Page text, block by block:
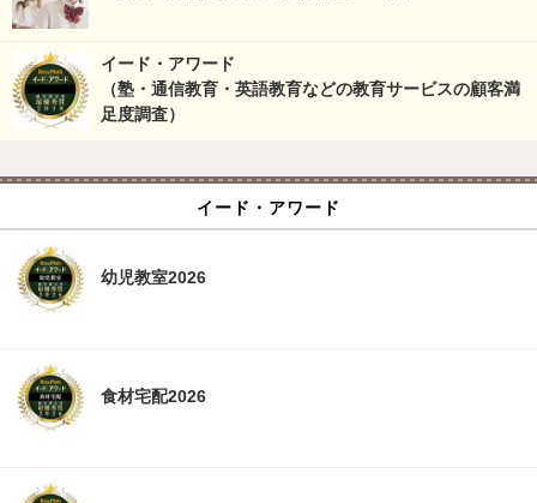
イード・アワード
（塾・通信教育・英語教育などの教育サービスの顧客満
足度調査）
イード・アワード
幼児教室2026
食材宅配2026